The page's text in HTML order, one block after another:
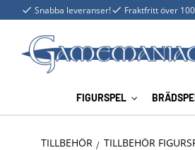
Snabba leveranser! Fraktfritt över
FIGURSPEL
TILLBEHÖR TILLBEHÖR